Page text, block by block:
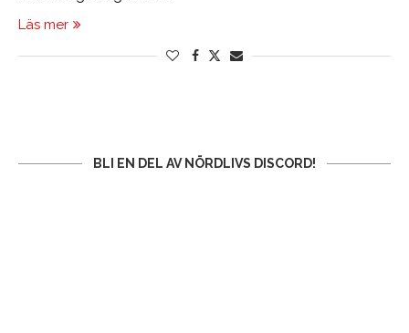
Läs mer
BLI EN DEL AV NÖRDLIVS DISCORD!